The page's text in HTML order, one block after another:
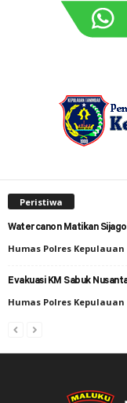
Peristiwa
Watercanon Matikan
Humas Polres
Evakuasi KM Sabuk
Humas Polres